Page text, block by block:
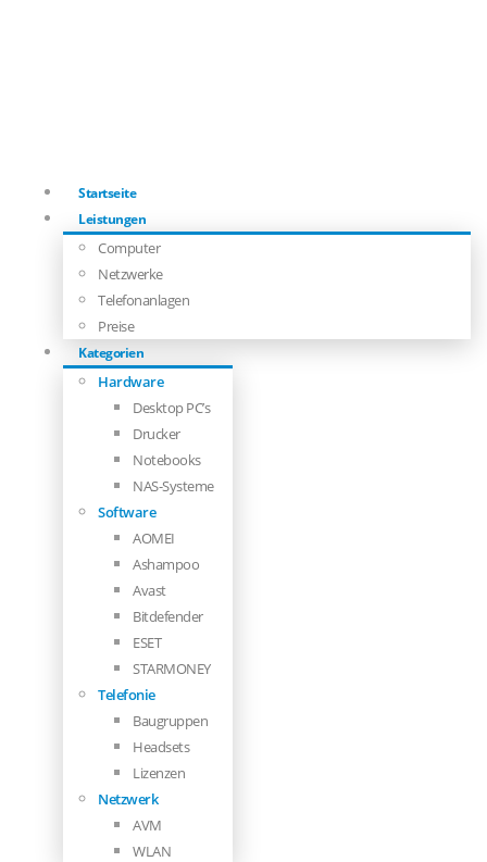
Startseite
Leistungen
Computer
Netzwerke
Telefonanlagen
Preise
Kategorien
Hardware
Desktop PC’s
Drucker
Notebooks
NAS-Systeme
Software
AOMEI
Ashampoo
Avast
Bitdefender
ESET
STARMONEY
Telefonie
Baugruppen
Headsets
Lizenzen
Netzwerk
AVM
WLAN